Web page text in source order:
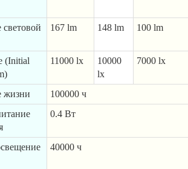
167 lm 148 lm 100 lm
(Initial
11000 lx
10000
lx
7000 lx
жизни
100000 ч
0.4 Вт
40000 ч